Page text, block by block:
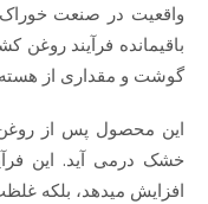
واقعیت در صنعت
باقیمانده فرآیند
گوشت و مقداری از
این محصول پس از
خشک درمی‌ آید. این
افزایش میدهد، بلکه